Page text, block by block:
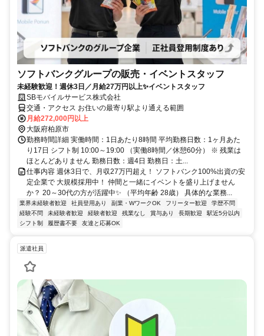
ソフトバンクグループの販売・イベントスタッフ
未経験歓迎！週休3日／月給27万円以上✨イベントスタッフ
SBモバイルサービス株式会社
交通・アクセス お住いの最寄り駅より通える範囲
月給272,000円以上
大阪府柏原市
勤務時間詳細 実働時間：1日あたり8時間 平均勤務日数：1ヶ月あた
り17日 シフト制 10:00～19:00 （実働8時間／休憩60分） ※ 残業は
ほとんどありません 勤務日数：週4日 勤務日：土...
仕事内容 週休3日で、月収27万円超え！ ソフトバンク100%出資の安
定企業で 大規模採用中！ 仲間と一緒にイベントを盛り上げません
か？ 20～30代の方が活躍中✨ （平均年齢 28歳） 具体的な業務...
業界未経験者歓迎 社員登用あり 副業・WワークOK フリーター歓迎
学歴不問
経験不問
未経験者歓迎 経験者歓迎 残業なし 賞与あり 長期歓迎
駅近5分以内
シフト制
履歴書不要 友達と応募OK
派遣社員